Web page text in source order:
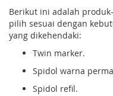
Berikut ini adalah
pilih sesuai dengan
yang dikehendaki:
Twin marker.
Spidol warna
Spidol refil.